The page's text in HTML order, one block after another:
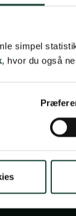
simpel
, hvor du også